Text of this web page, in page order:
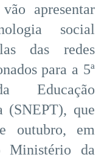
apresentar
social
das redes
para a 5ª
Educação
(SNEPT), que
outubro, em
Ministério da